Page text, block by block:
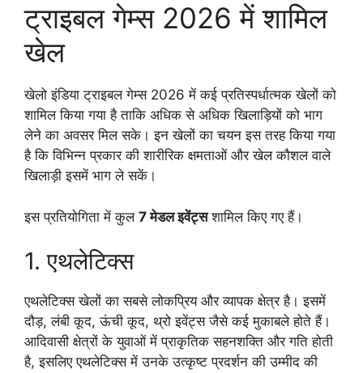
ट्राइबल गेम्स 2026 में शामिल
खेल
खेलो इंडिया ट्राइबल गेम्स 2026 में कई प्रतिस्पर्धात्मक खेलों को
शामिल किया गया है ताकि अधिक से अधिक खिलाड़ियों को भाग
लेने का अवसर मिल सके। इन खेलों का चयन इस तरह किया गया
है कि विभिन्न प्रकार की शारीरिक क्षमताओं और खेल कौशल वाले
खिलाड़ी इसमें भाग ले सकें।
इस प्रतियोगिता में कुल 7 मेडल इवेंट्सशामिल किए गए हैं।
1. एथलेटिक्स
एथलेटिक्स खेलों का सबसे लोकप्रिय और व्यापक क्षेत्र है। इसमें
दौड़, लंबी कूद, ऊंची कूद, थ्रो इवेंट्स जैसे कई मुकाबले होते हैं।
आदिवासी क्षेत्रों के युवाओं में प्राकृतिक सहनशक्ति और गति होती
है, इसलिए एथलेटिक्स में उनके उत्कृष्ट प्रदर्शन की उम्मीद की